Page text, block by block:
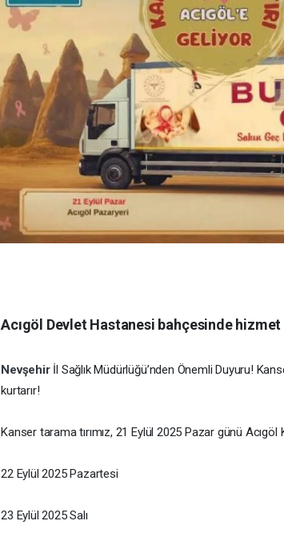
Acıgöl Devlet Hastanesi bahçesinde
Nevşehir İl Sağlık Müdürlüğü’nden Önemli Duyuru!
kurtarır!
Kanser tarama tırımız, 21 Eylül 2025 Pazar günü Acıgöl
22 Eylül 2025 Pazartesi
23 Eylül 2025 Salı